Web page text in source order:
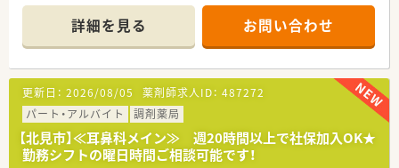
＊------------------------------------------＊
【店舗情報と応需状況について】
■北見駅から徒歩14分ほどの立地にある調剤薬局で、毎日の通
勤にも便利な環境が整っております。
■眼科の処方箋をメインに応需しており、1日あたり約100枚の
処方箋に丁寧に対応しております。
■薬剤師2名体制で月曜日から金曜日の17時半まで開局してお
り、協力し合いながら業務を進めます。
詳細を見る お問い合わせ
更新日： 2026/08/05 薬剤師求人ID： 487272
パート・アルバイト
調剤薬局
【北見市】≪耳鼻科メイン≫ 週20時間以上で社保加入OK★
勤務シフトの曜日時間ご相談可能です！